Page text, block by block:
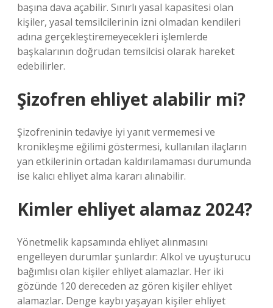
başına dava açabilir. Sınırlı yasal kapasitesi olan
kişiler, yasal temsilcilerinin izni olmadan kendileri
adına gerçekleştiremeyecekleri işlemlerde
başkalarının doğrudan temsilcisi olarak hareket
edebilirler.
Şizofren ehliyet alabilir mi?
Şizofreninin tedaviye iyi yanıt vermemesi ve
kronikleşme eğilimi göstermesi, kullanılan ilaçların
yan etkilerinin ortadan kaldırılamaması durumunda
ise kalıcı ehliyet alma kararı alınabilir.
Kimler ehliyet alamaz 2024?
Yönetmelik kapsamında ehliyet alınmasını
engelleyen durumlar şunlardır: Alkol ve uyuşturucu
bağımlısı olan kişiler ehliyet alamazlar. Her iki
gözünde 120 dereceden az gören kişiler ehliyet
alamazlar. Denge kaybı yaşayan kişiler ehliyet